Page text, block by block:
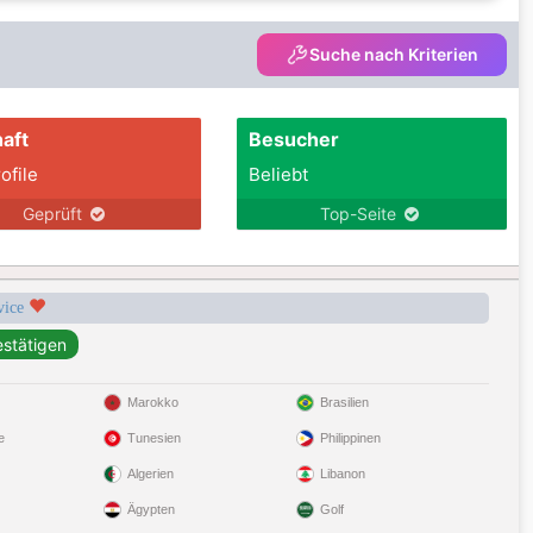
Suche nach Kriterien
Geprüft
Besucher
Beliebt
Top-Seite
Marokko
Tunesien
Algerien
Ägypten
Brasilien
Philippinen
Libanon
Golf